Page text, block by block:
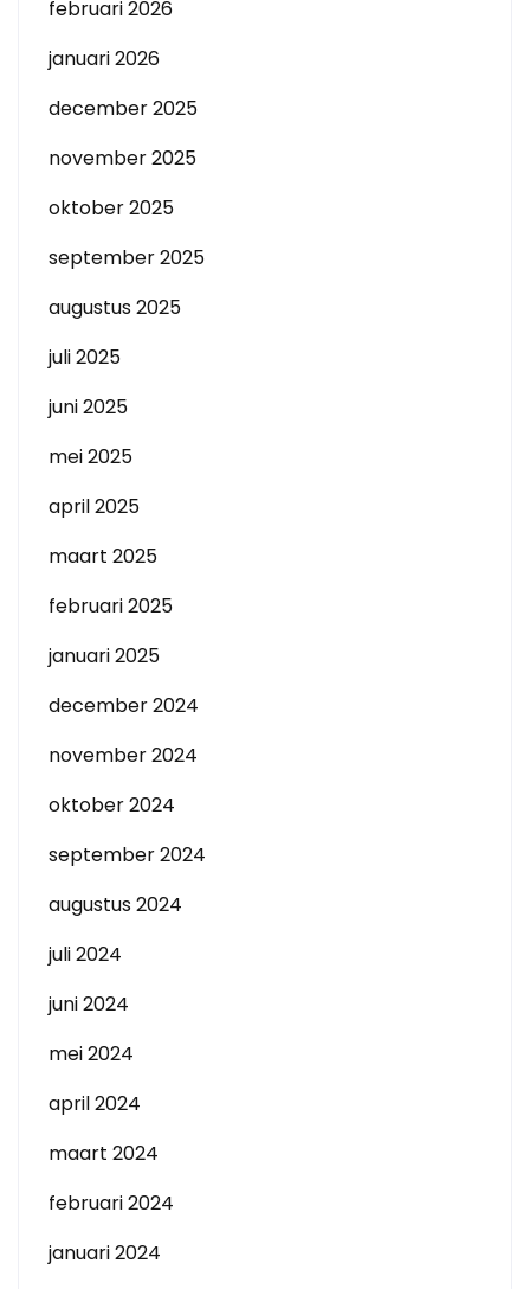
februari 2026
januari 2026
december 2025
november 2025
oktober 2025
september 2025
augustus 2025
juli 2025
juni 2025
mei 2025
april 2025
maart 2025
februari 2025
januari 2025
december 2024
november 2024
oktober 2024
september 2024
augustus 2024
juli 2024
juni 2024
mei 2024
april 2024
maart 2024
februari 2024
januari 2024